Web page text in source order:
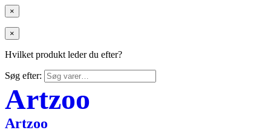
×
×
Hvilket produkt leder du efter?
Søg efter:
Artzoo
Artzoo